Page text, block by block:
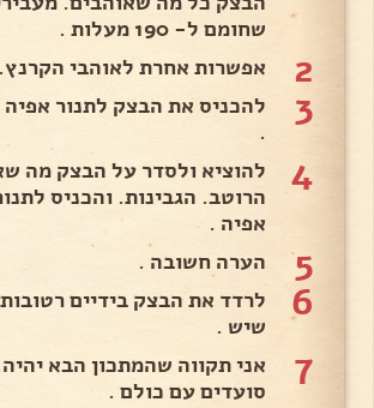
שחומם ל- 190 מעלות .
2 אפשרות אחרת לאוהבי הקרנץ.
3
.
4
להוציא ולסדר על הבצק מה
הרוטב. הגבינות. והכניס
אפיה .
5 הערה חשובה .
6
לרדד את הבצק בידיים
שיש .
7
אני תקווה שהמתכון הבא
סועדים עם כולם .